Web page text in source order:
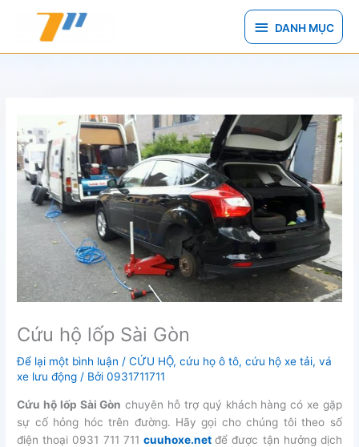
DANH
MỤC
DANH MỤC
Cứu hộ lốp Sài Gòn
Để lại một bình luận /CỨU HỘ,cứu họ ô tô,cứu hộ xe tải,vá
xe lưu động / Bởi0931711711
Cứu hộ lốp Sài Gòn chuyên hỗ trợ quý khách hàng có xe gặp
sự cố hỏng hóc trên đường. Hãy gọi cho chúng tôi theo số
điện thoại 0931 711 711 cuuhoxe.net để được tận hưởng dịch